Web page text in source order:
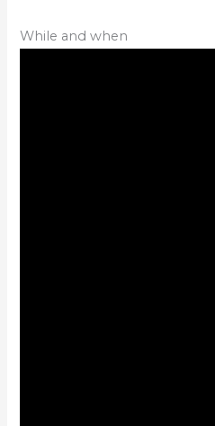
While and when